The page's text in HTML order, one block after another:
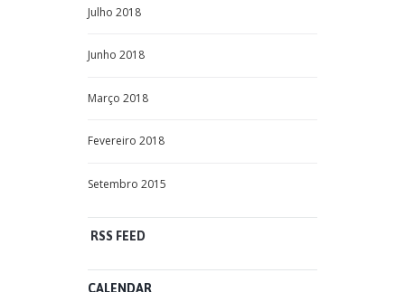
Julho 2018
Junho 2018
Março 2018
Fevereiro 2018
Setembro 2015
RSS FEED
CALENDAR